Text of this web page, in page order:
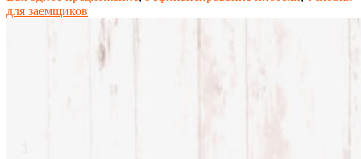
для заемщиков